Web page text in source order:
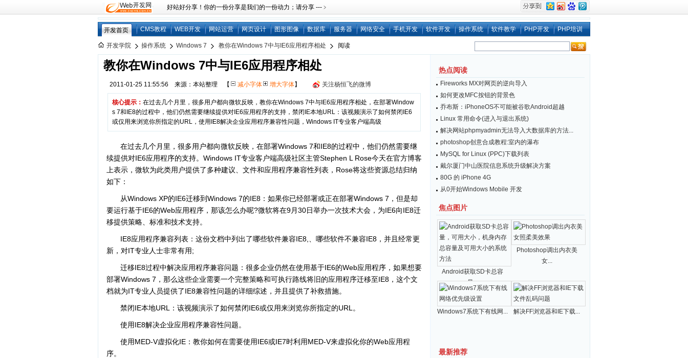
好站好分享！你的一份分享是我们的一份动力；请分享 ---﹥
开发首页 CMS教程 WEB开发 网站运营 网页设计 图形图像 数据库 服务器 网络安全 手机开发 软件开发 操作系统 软件教学 PHP开发 PHP培训
开发学院 操作系统 Windows 7 教你在Windows 7中与IE6应用程序相处 阅读
教你在Windows 7中与IE6应用程序相处
2011-01-25 11:55:56 来源：本站整理 【 减小字体 增大字体】 关注杨恒飞的微博
核心提示： 在过去几个月里，很多用户都向微软反映，教你在Windows 7中与IE6应用程序相处，在部署Window
s 7和IE8的过程中，他们仍然需要继续提供对IE6应用程序的支持，禁闭IE本地URL：该视频演示了如何禁闭IE6
或仅用来浏览你所指定的URL，使用IE8解决企业应用程序兼容性问题，Windows IT专业客户端高级
在过去几个月里，很多用户都向微软反映，在部署Windows 7和IE8的过程中，他们仍然需要继
续提供对IE6应用程序的支持。Windows IT专业客户端高级社区主管Stephen L Rose今天在官方博客
上表示，微软为此类用户提供了多种建议、文件和应用程序兼容性列表，Rose将这些资源总结归纳
如下：
从Windows XP的IE6迁移到Windows 7的IE8：如果你已经部署或正在部署Windows 7，但是却
要运行基于IE6的Web应用程序，那该怎么办呢?微软将在9月30日举办一次技术大会，为IE6向IE8迁
移提供策略、标准和技术支持。
IE8应用程序兼容列表：这份文档中列出了哪些软件兼容IE8,、哪些软件不兼容IE8，并且经常更
新，对IT专业人士非常有用;
迁移IE8过程中解决应用程序兼容问题：很多企业仍然在使用基于IE6的Web应用程序，如果想要
部署Windows 7，那么这些企业需要一个完整策略和可执行路线将旧的应用程序迁移至IE8，这个文
档就为IT专业人员提供了IE8兼容性问题的详细综述，并且提供了补救措施。
禁闭IE本地URL：该视频演示了如何禁闭IE6或仅用来浏览你所指定的URL。
使用IE8解决企业应用程序兼容性问题。
使用MED-V虚拟化IE：教你如何在需要使用IE6或IE7时利用MED-V来虚拟化你的Web应用程
序。
热点阅读
Fireworks MX对网页的逆向导入
如何更改MFC按钮的背景色
乔布斯：iPhoneOS不可能被谷歌Android超越
Linux 常用命令(进入与退出系统)
解决网站phpmyadmin无法导入大数据库的方法...
photoshop创意合成教程:室内的瀑布
MySQL for Linux (PPC)下载列表
戴尔厦门中山医院信息系统升级解决方案
80G 的 iPhone 4G
从0开始Windows Mobile 开发
焦点图片
Android获取SD卡总容
量...
Photoshop调出内衣美
女...
Windows7系统下有线网... 解决FF浏览器和IE下载...
最新推荐